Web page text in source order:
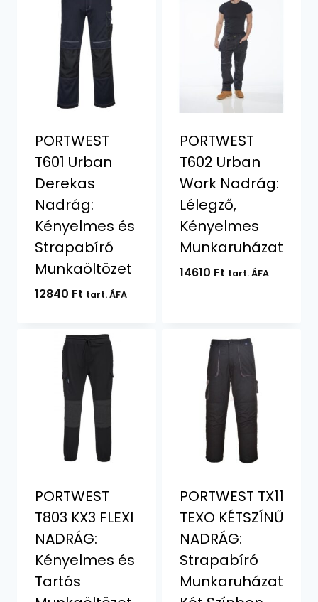
PORTWEST
T601 Urban
Derekas
Nadrág:
Kényelmes és
Strapabíró
Munkaöltözet
12840 Ft tart. ÁFA
PORTWEST
T602 Urban
Work Nadrág:
Lélegző,
Kényelmes
Munkaruházat
14610 Ft tart. ÁFA
PORTWEST
T803 KX3 FLEXI
NADRÁG:
Kényelmes és
Tartós
PORTWEST TX11
TEXO KÉTSZÍNŰ
NADRÁG:
Strapabíró
Munkaruházat